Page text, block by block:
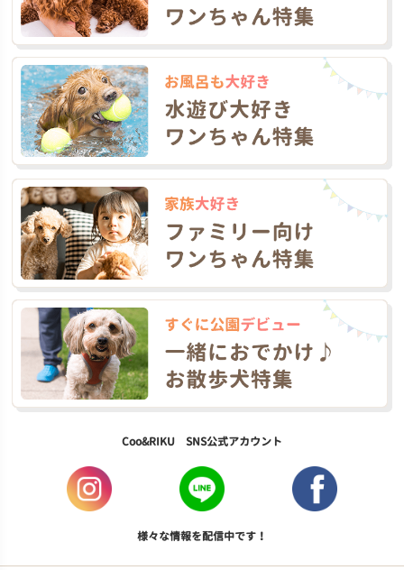
Coo&RIKU SNS公式アカウント
様々な情報を配信中です！